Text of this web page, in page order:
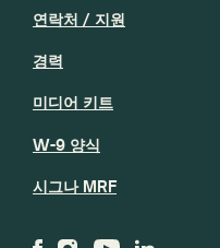
연락처 / 지원
경력
미디어 키트
W-9 양식
시그나 MRF